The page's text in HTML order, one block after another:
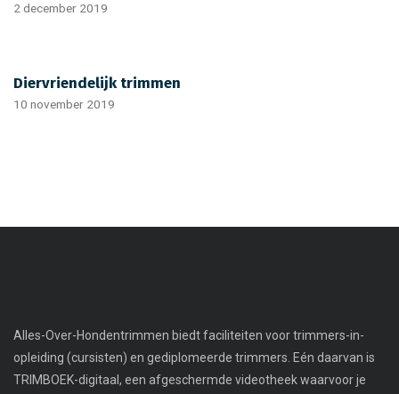
2 december 2019
Diervriendelijk trimmen
10 november 2019
Alles-Over-Hondentrimmen biedt faciliteiten voor trimmers-in-
opleiding (cursisten) en gediplomeerde trimmers. Eén daarvan is
TRIMBOEK-digitaal, een afgeschermde videotheek waarvoor je